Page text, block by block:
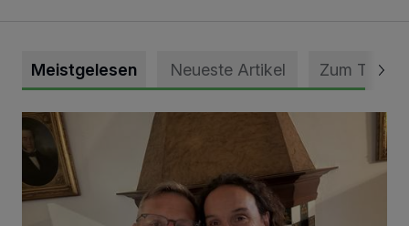
Meistgelesen Neueste Artikel Zum Thema
„Loss dir nix jefalle“ in 7 Tage 1 Song